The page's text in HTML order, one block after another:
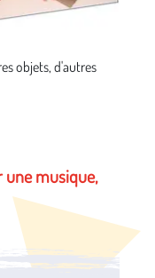
objets, d'autres
une musique,